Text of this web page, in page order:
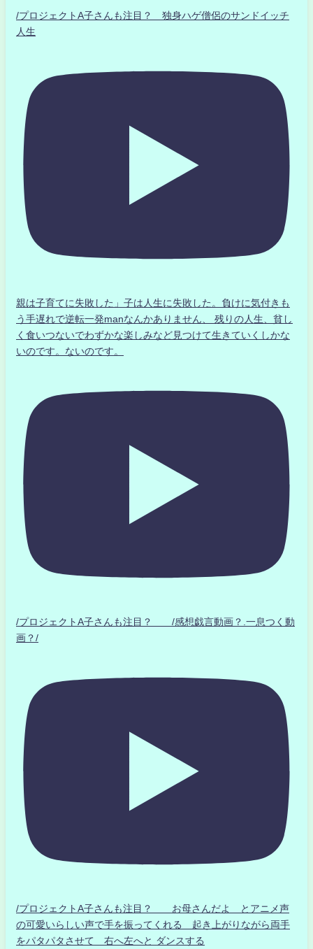
/プロジェクトA子さんも注目？ 独身ハゲ僧侶のサンドイッチ
人生
親は子育てに失敗した」子は人生に失敗した。負けに気付きも
う手遅れで逆転一発manなんかありません、 残りの人生、貧し
く食いつないでわずかな楽しみなど見つけて生きていくしかな
いのです。ないのです。
/プロジェクトA子さんも注目？ /感想戯言動画？.一息つく動
画？/
/プロジェクトA子さんも注目？ お母さんだよ とアニメ声
の可愛いらしい声で手を振ってくれる 起き上がりながら両手
をパタパタさせて 右へ左へと ダンスする